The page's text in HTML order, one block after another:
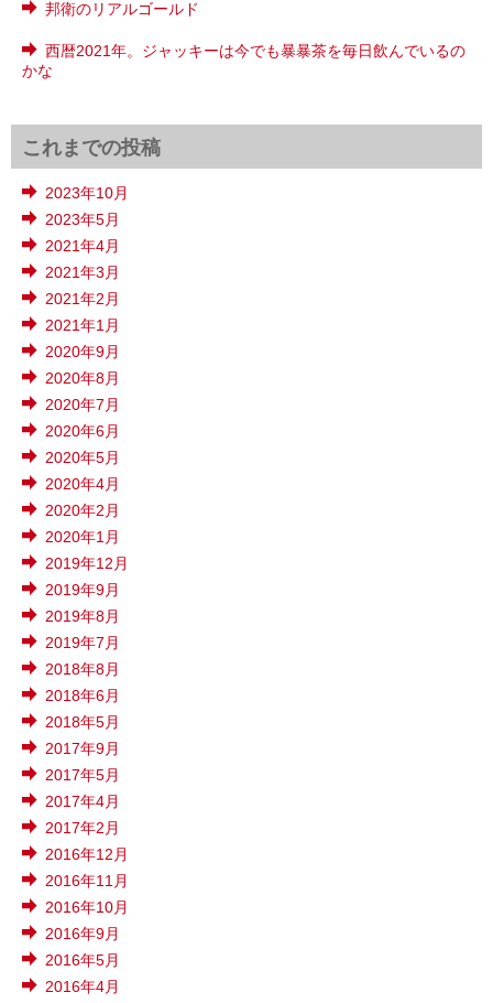
邦衛のリアルゴールド
西暦2021年。ジャッキーは今でも暴暴茶を毎日飲んでいるの
かな
これまでの投稿
2023年10月
2023年5月
2021年4月
2021年3月
2021年2月
2021年1月
2020年9月
2020年8月
2020年7月
2020年6月
2020年5月
2020年4月
2020年2月
2020年1月
2019年12月
2019年9月
2019年8月
2019年7月
2018年8月
2018年6月
2018年5月
2017年9月
2017年5月
2017年4月
2017年2月
2016年12月
2016年11月
2016年10月
2016年9月
2016年5月
2016年4月